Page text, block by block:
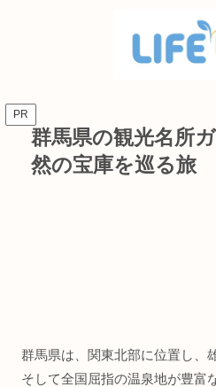
PR
群馬県の観光名所
然の宝庫を巡る旅
群馬県は、関東北部に位置し、
そして全国屈指の温泉地が豊富